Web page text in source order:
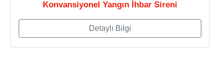
Konvansiyonel Yangın İhbar Sireni
Detaylı Bilgi